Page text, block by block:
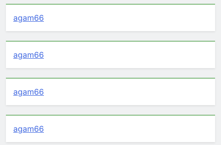
agam66
agam66
agam66
agam66